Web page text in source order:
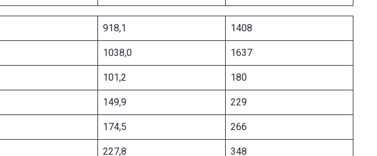
918,1 1408
1038,0 1637
101,2 180
149,9 229
174,5 266
227,8 348